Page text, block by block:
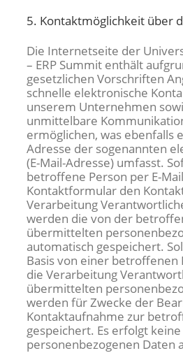
5. Kontaktmöglichkeit über
Die Internetseite der
– ERP Summit enthält
gesetzlichen Vorschriften
schnelle elektronische
unserem Unternehmen
unmittelbare
ermöglichen, was ebenfalls
Adresse der sogenannten
(E-Mail-Adresse) umfasst.
betroffene Person per E-
Kontaktformular den
Verarbeitung
werden die von der
übermittelten
automatisch gespeichert.
Basis von einer betroffenen
die Verarbeitung
übermittelten
werden für Zwecke der
Kontaktaufnahme zur
gespeichert. Es erfolgt
personenbezogenen Daten